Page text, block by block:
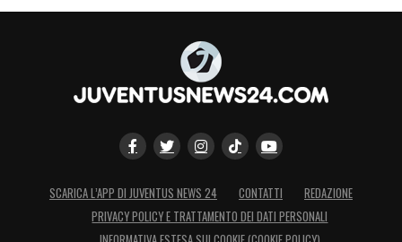
SCARICA L’APP DI JUVENTUS NEWS 24 CONTATTI
REDAZIONE
PRIVACY POLICY E TRATTAMENTO DEI DATI PERSONALI